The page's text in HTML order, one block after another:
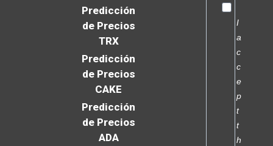
Predicción
de Precios
TRX
Predicción
de Precios
CAKE
Predicción
de Precios
ADA
I
a
c
c
e
p
t
t
h